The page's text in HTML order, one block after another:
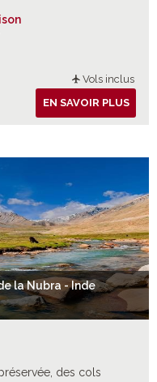
Vols inclus
EN SAVOIR PLUS
la Nubra - Inde
des cols